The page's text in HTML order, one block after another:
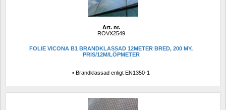
Art. nr.
ROVX2549
FOLIE VICONA B1 BRANDKLASSAD 12METER BRED, 200 MY,
PRIS/12M/LÖPMETER
• Brandklassad enligt EN1350-1